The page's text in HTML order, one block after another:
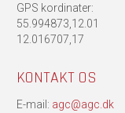
GPS kordinater:
55.994873,12.01
12.016707,17
KONTAKT OS
E-mail: agc@agc.dk